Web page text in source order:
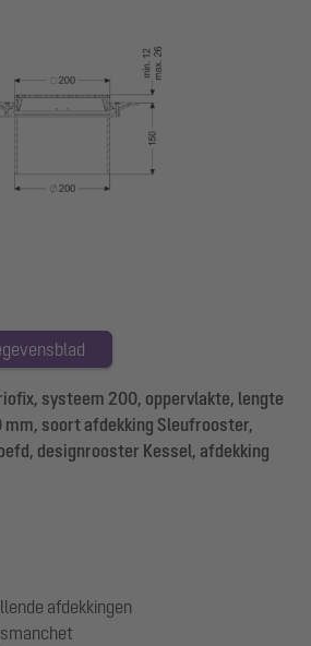
systeem 200, oppervlakte, lengte
soort afdekking Sleufrooster,
designrooster Kessel, afdekking
afdekkingen